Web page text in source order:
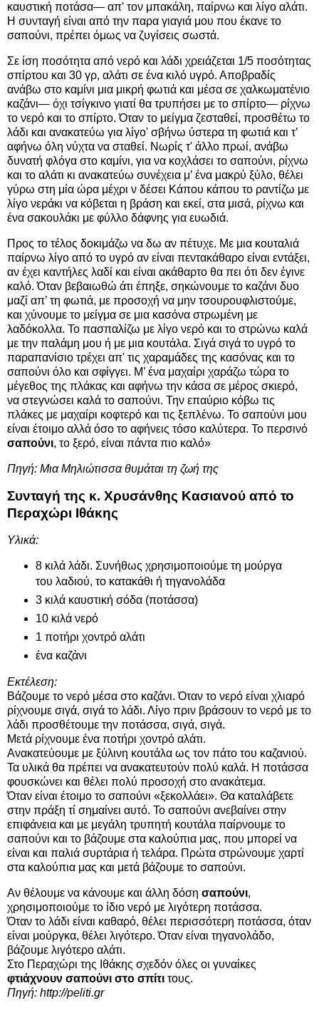
καυστική ποτάσα— απ' τον μπακάλη, παίρνω και λίγο αλάτι.
Η συνταγή είναι από την παρα γιαγιά μου που έκανε το
σαπούνι, πρέπει όμως να ζυγίσεις σωστά.
Σε ίση ποσότητα από νερό και λάδι χρειάζεται 1/5 ποσότητας
σπίρτου και 30 γρ, αλάτι σε ένα κιλό υγρό. Αποβραδίς
ανάβω στο καμίνι μια μικρή φωτιά και μέσα σε χαλκωματένιο
καζάνι— όχι τσίγκινο γιατί θα τρυπήσει με το σπίρτο— ρίχνω
το νερό και το σπίρτο. Όταν το μείγμα ζεσταθεί, προσθέτω το
λάδι και ανακατεύω για λίγο' σβήνω ύστερα τη φωτιά και τ’
αφήνω όλη νύχτα να σταθεί. Νωρίς τ' άλλο πρωί, ανάβω
δυνατή φλόγα στο καμίνι, για να κοχλάσει το σαπούνι, ρίχνω
και το αλάτι κι ανακατεύω συνέχεια μ’ ένα μακρύ ξύλο, θέλει
γύρω στη μία ώρα μέχρι ν δέσει Κάπου κάπου το ραντίζω με
λίγο νεράκι να κόβεται η βράση και εκεί, στα μισά, ρίχνω και
ένα σακουλάκι με φύλλο δάφνης για ευωδιά.
Προς το τέλος δοκιμάζω να δω αν πέτυχε. Με μια κουταλιά
παίρνω λίγο από το υγρό αν είναι πεντακάθαρο είναι εντάξει,
αν έχει καντήλες λαδί και είναι ακάθαρτο θα πει ότι δεν έγινε
καλό. Όταν βεβαιωθώ άτι έπηξε, σηκώνουμε το καζάνι δυο
μαζί απ’ τη φωτιά, με προσοχή να μην τσουρουφλιστούμε,
και χύνουμε το μείγμα σε μια κασόνα στρωμένη με
λαδόκολλα. Το πασπαλίζω με λίγο νερό και το στρώνω καλά
με την παλάμη μου ή με μια κουτάλα. Σιγά σιγά το υγρό το
παραπανίσιο τρέχει απ' τις χαραμάδες της κασόνας και το
σαπούνι όλο και σφίγγει. Μ’ ένα μαχαίρι χαράζω τώρα το
μέγεθος της πλάκας και αφήνω την κάσα σε μέρος σκιερό,
να στεγνώσει καλά το σαπούνι. Την επαύριο κόβω τις
πλάκες με μαχαίρι κοφτερό και τις ξεπλένω. Το σαπούνι μου
είναι έτοιμο αλλά όσο το αφήνεις τόσο καλύτερα. Το περσινό
σαπούνι, το ξερό, είναι πάντα πιο καλό»
Πηγή: Μια Μηλιώτισσα θυμάται τη ζωή της
Συνταγή της κ. Χρυσάνθης Κασιανού από το
Περαχώρι Ιθάκης
Υλικά:
8 κιλά λάδι. Συνήθως χρησιμοποιούμε τη μούργα
του λαδιού, το κατακάθι ή τηγανολάδα
3 κιλά καυστική σόδα (ποτάσσα)
10 κιλά νερό
1 ποτήρι χοντρό αλάτι
ένα καζάνι
Εκτέλεση:
Βάζουμε το νερό μέσα στο καζάνι. Όταν το νερό είναι χλιαρό
ρίχνουμε σιγά, σιγά το λάδι. Λίγο πριν βράσουν το νερό με το
λάδι προσθέτουμε την ποτάσσα, σιγά, σιγά.
Μετά ρίχνουμε ένα ποτήρι χοντρό αλάτι.
Ανακατεύουμε με ξύλινη κουτάλα ως τον πάτο του καζανιού.
Τα υλικά θα πρέπει να ανακατευτούν πολύ καλά. Η ποτάσσα
φουσκώνει και θέλει πολύ προσοχή στο ανακάτεμα.
Όταν είναι έτοιμο το σαπούνι «ξεκολλάει». Θα καταλάβετε
στην πράξη τί σημαίνει αυτό. Το σαπούνι ανεβαίνει στην
επιφάνεια και με μεγάλη τρυπητή κουτάλα παίρνουμε το
σαπούνι και το βάζουμε στα καλούπια μας, που μπορεί να
είναι και παλιά συρτάρια ή τελάρα. Πρώτα στρώνουμε χαρτί
στα καλούπια μας και μετά βάζουμε το σαπούνι.
Αν θέλουμε να κάνουμε και άλλη δόση σαπούνι,
χρησιμοποιούμε το ίδιο νερό με λιγότερη ποτάσσα.
Όταν το λάδι είναι καθαρό, θέλει περισσότερη ποτάσσα, όταν
είναι μούργκα, θέλει λιγότερο. Όταν είναι τηγανολάδο,
βάζουμε λιγότερο αλάτι.
Στο Περαχώρι της Ιθάκης σχεδόν όλες οι γυναίκες
φτιάχνουν σαπούνι στο σπίτι τους.
Πηγή: http://peliti.gr